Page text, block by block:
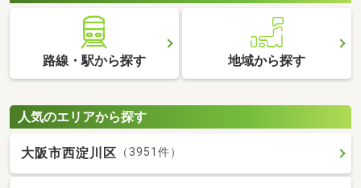
路線・駅から探す 地域から探す
人気のエリアから探す
大阪市西淀川区 （3951件）